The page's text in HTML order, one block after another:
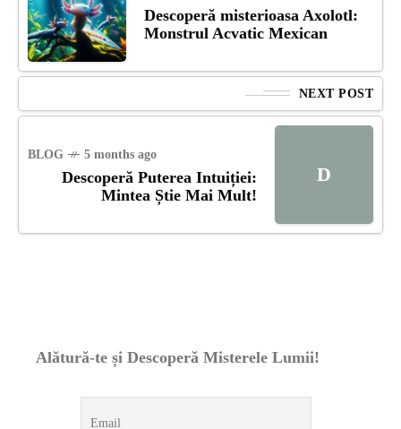
Descoperă misterioasa Axolotl:
Monstrul Acvatic Mexican
NEXT POST
D
BLOG 5 months ago
Descoperă Puterea Intuiției:
Mintea Știe Mai Mult!
Alătură-te și Descoperă Misterele Lumii!